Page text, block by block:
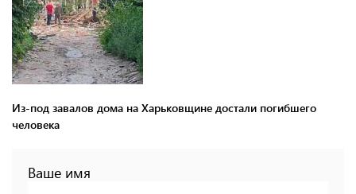
Из-под завалов дома на Харьковщине достали погибшего
человека
Ваше имя